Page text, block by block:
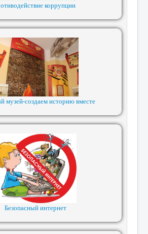
коррупции
музей-создаем историю вместе
Безопасный интернет